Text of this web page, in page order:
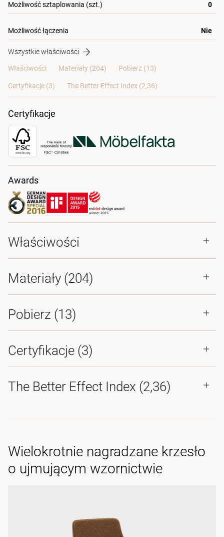
Możliwość sztaplowania (szt.) 0
Możliwość łączenia Nie
Wszystkie właściwości
Właściwości Materiały (204) Pobierz (13)
Certyfikacje (3) The Better Effect Index (2,36)
Certyfikacje
Awards
Właściwości
Materiały (204)
Pobierz (13)
Certyfikacje (3)
The Better Effect Index (2,36)
Wielokrotnie nagradzane krzesło
o ujmującym wzornictwie